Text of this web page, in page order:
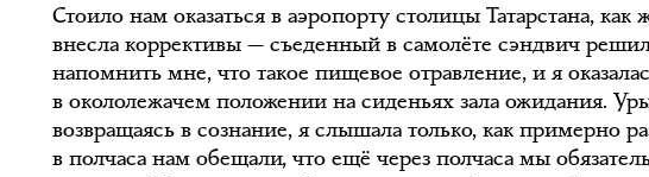
Стоило нам оказаться в аэропорту столицы Татарстана, как
внесла коррективы — съеденный в самолёте сэндвич
напомнить мне, что такое пищевое отравление, и я
в окололежачем положении на сиденьях зала ожидания.
возвращаясь в сознание, я слышала только, как примерно
в полчаса нам обещали, что ещё через полчаса мы